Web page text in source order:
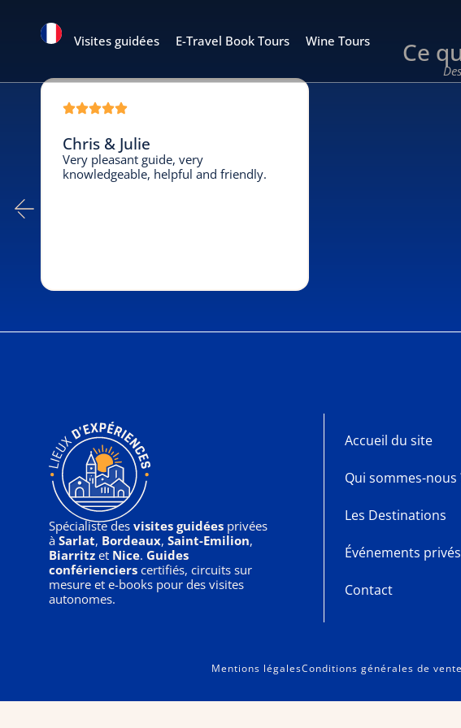
Visites guidées E-Travel Book Tours Wine Tours Ce
Chris & Julie
Very pleasant guide, very
knowledgeable, helpful and friendly.
Spécialiste des visites guidées privées
à Sarlat, Bordeaux, Saint-Emilion,
Biarritz et Nice. Guides
conférienciers certifiés, circuits sur
mesure et e-books pour des visites
autonomes.
Accueil du site
Qui sommes-nous
Les Destinations
Événements privés
Contact
Mentions légalesConditions générales de vente